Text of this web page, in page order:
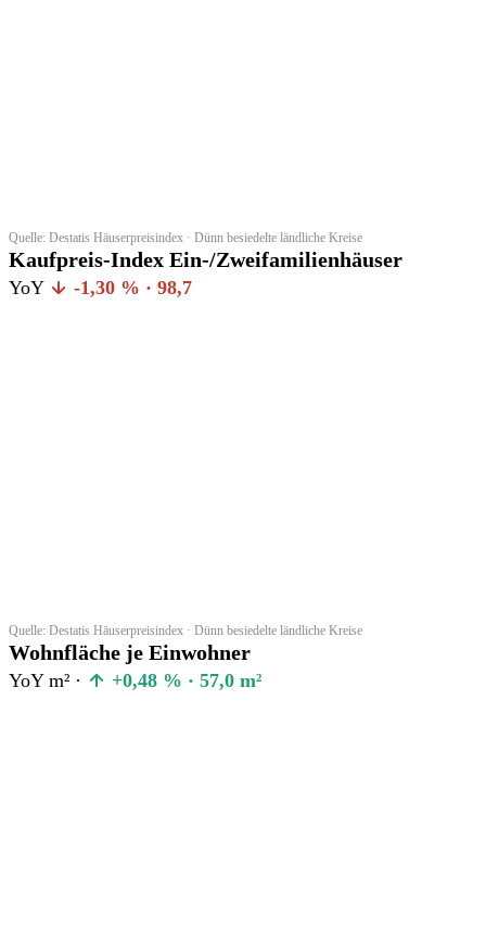
Quelle: Destatis Häuserpreisindex · Dünn besiedelte ländliche Kreise
Kaufpreis-Index Ein-/Zweifamilienhäuser
YoY -1,30 % · 98,7
Quelle: Destatis Häuserpreisindex · Dünn besiedelte ländliche Kreise
Wohnfläche je Einwohner
YoY m² · +0,48 % · 57,0 m²